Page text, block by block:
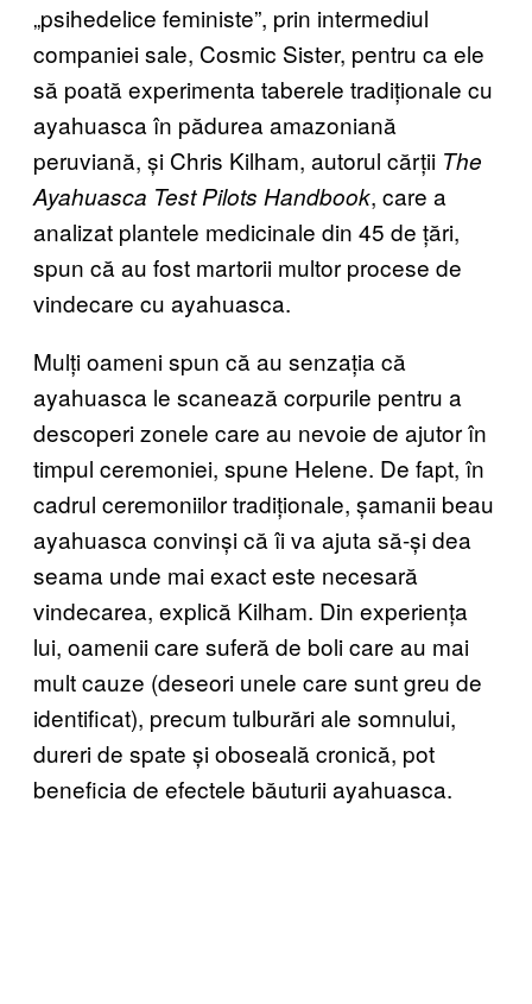
„psihedelice feministe”, prin intermediul
companiei sale, Cosmic Sister, pentru ca ele
să poată experimenta taberele tradiționale cu
ayahuasca în pădurea amazoniană
peruviană, și Chris Kilham, autorul cărții The
Ayahuasca Test Pilots Handbook, care a
analizat plantele medicinale din 45 de țări,
spun că au fost martorii multor procese de
vindecare cu ayahuasca.
Mulți oameni spun că au senzația că
ayahuasca le scanează corpurile pentru a
descoperi zonele care au nevoie de ajutor în
timpul ceremoniei, spune Helene. De fapt, în
cadrul ceremoniilor tradiționale, șamanii beau
ayahuasca convinși că îi va ajuta să-și dea
seama unde mai exact este necesară
vindecarea, explică Kilham. Din experiența
lui, oamenii care suferă de boli care au mai
mult cauze (deseori unele care sunt greu de
identificat), precum tulburări ale somnului,
dureri de spate și oboseală cronică, pot
beneficia de efectele băuturii ayahuasca.